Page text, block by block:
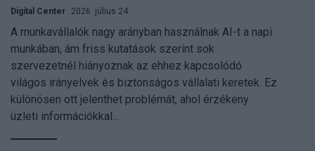
Digital Center 2026. július 24.
A munkavállalók nagy arányban használnak AI-t a napi
munkában, ám friss kutatások szerint sok
szervezetnél hiányoznak az ehhez kapcsolódó
világos irányelvek és biztonságos vállalati keretek. Ez
különösen ott jelenthet problémát, ahol érzékeny
üzleti információkkal...